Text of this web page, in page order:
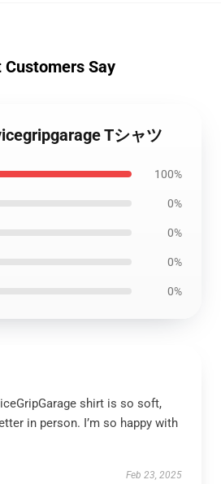
Customers Say
Tシャツ
100%
0%
0%
0%
0%
shirt is so soft,
in person. I’m so happy with
Feb 23, 2025